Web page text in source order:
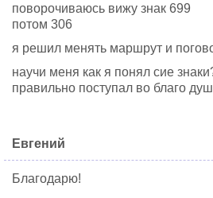
поворочиваюсь вижу знак 699
потом 306
я решил менять маршрут и
научи меня как я понял сие
правильно поступал во благо
Евгений
Благодарю!